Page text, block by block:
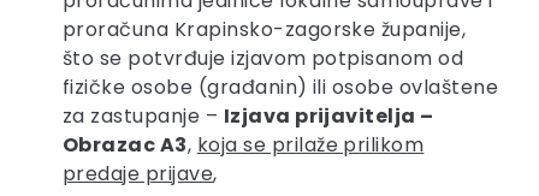
proračuna Krapinsko-zagorske županije,
što se potvrđuje izjavom potpisanom od
fizičke osobe (građanin) ili osobe ovlaštene
za zastupanje – Izjava prijavitelja –
Obrazac A3, koja se prilaže prilikom
predaje prijave,